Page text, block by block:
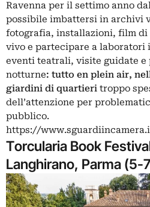
Ravenna per il settimo anno
possibile imbattersi in archivi
fotografia, installazioni, film
vivo e partecipare a laboratori
eventi teatrali, visite guidate e
notturne: tutto en plein air,
giardini di quartieri troppo
dell’attenzione per
pubblico.
https://
Torcularia Book
Langhirano, Parma (5-